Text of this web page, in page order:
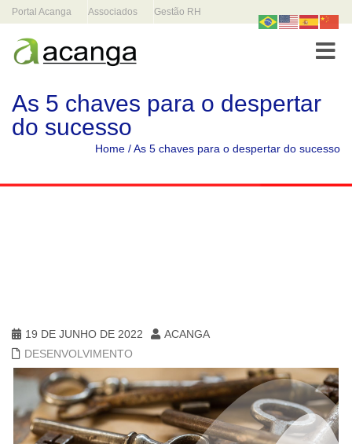
Portal Acanga Associados Gestão RH
As 5 chaves para o despertar
do sucesso
Home /As 5 chaves para o despertar do sucesso
19 DE JUNHO DE 2022
ACANGA
DESENVOLVIMENTO